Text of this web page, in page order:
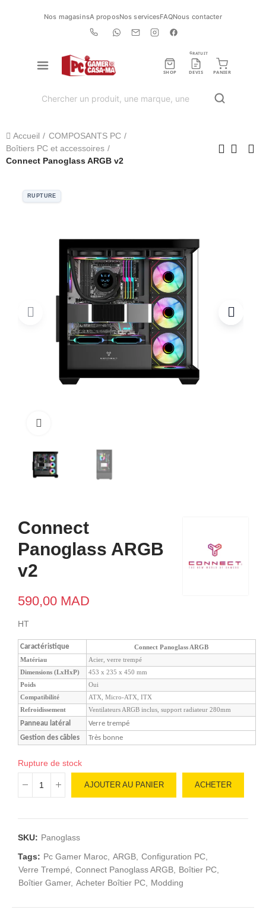
Nos magasinsA proposNos servicesFAQNous contacter
SHOP DEVIS
GRATUIT
PANIER
Accueil
COMPOSANTS PC
Boîtiers PC et accessoires
Connect Panoglass ARGB v2
RUPTURE
Connect
Panoglass ARGB
v2
590,00 MAD
HT
Caractéristique
Connect Panoglass ARGB
Matériau
Acier, verre trempé
Dimensions (LxHxP)
453 x 235 x 450 mm
Poids
Oui
Compatibilité
ATX, Micro-ATX, ITX
Refroidissement
Ventilateurs ARGB inclus, support radiateur 280mm
Panneau latéral
Verre trempé
Gestion des câbles
Très bonne
Rupture de stock
AJOUTER AU PANIER ACHETER
SKU: Panoglass
Tags: Pc Gamer Maroc ARGB Configuration PC
Verre Trempé
Connect Panoglass ARGB
Boîtier PC
Boîtier Gamer Acheter Boîtier PC Modding